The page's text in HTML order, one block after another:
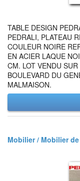
TABLE DESIGN
PEDRALI, PLATEAU
COULEUR NOIRE
EN ACIER LAQUE
CM. LOT VENDU
BOULEVARD DU
MALMAISON.
Mobilier / Mobilier